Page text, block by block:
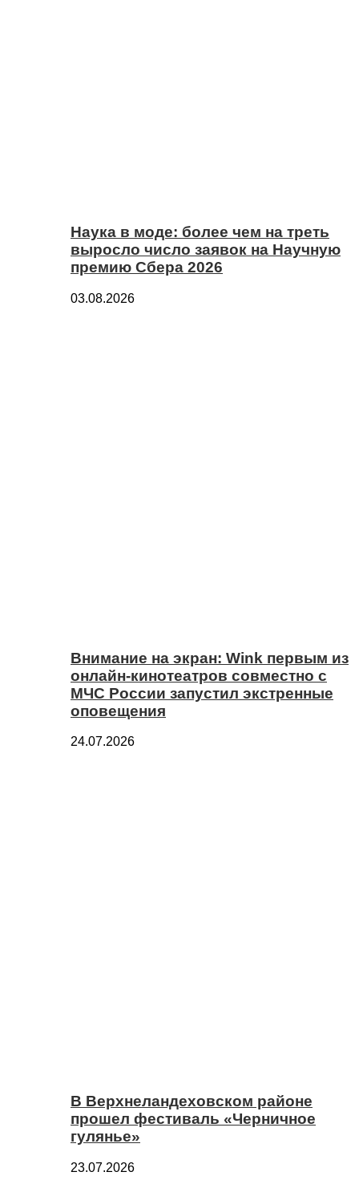
Наука в моде: более чем на треть
выросло число заявок на Научную
премию Сбера 2026
03.08.2026
Внимание на экран: Wink первым из
онлайн-кинотеатров совместно с
МЧС России запустил экстренные
оповещения
24.07.2026
В Верхнеландеховском районе
прошел фестиваль «Черничное
гулянье»
23.07.2026